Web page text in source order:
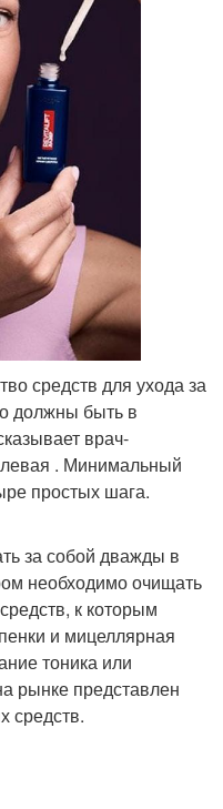
средств для ухода за
должны быть в
врач-
. Минимальный
простых шага.
за собой дважды в
необходимо очищать
к которым
и мицеллярная
тоника или
рынке представлен
средств.